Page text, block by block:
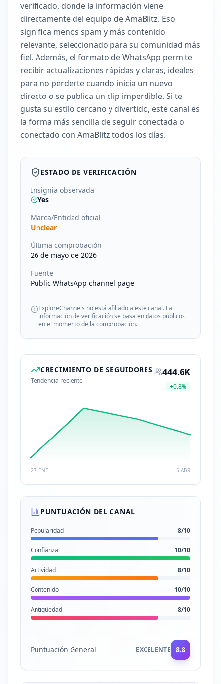
verificado, donde la información viene
directamente del equipo de AmaBlitz. Eso
significa menos spam y más contenido
relevante, seleccionado para su comunidad más
fiel. Además, el formato de WhatsApp permite
recibir actualizaciones rápidas y claras, ideales
para no perderte cuando inicia un nuevo
directo o se publica un clip imperdible. Si te
gusta su estilo cercano y divertido, este canal es
la forma más sencilla de seguir conectada o
conectado con AmaBlitz todos los días.
ESTADO DE VERIFICACIÓN
Insignia observada
Yes
Marca/Entidad oficial
Unclear
Última comprobación
26 de mayo de 2026
Fuente
Public WhatsApp channel page
ExploreChannels no está afiliado a este canal. La
información de verificación se basa en datos públicos
en el momento de la comprobación.
CRECIMIENTO DE SEGUIDORES
Tendencia reciente
444.6K
+0.8%
27 ENE 5 ABR
PUNTUACIÓN DEL CANAL
Popularidad 8/10
Confianza 10/10
Actividad 8/10
Contenido 10/10
Antigüedad 8/10
Puntuación General EXCELENTE 8.8